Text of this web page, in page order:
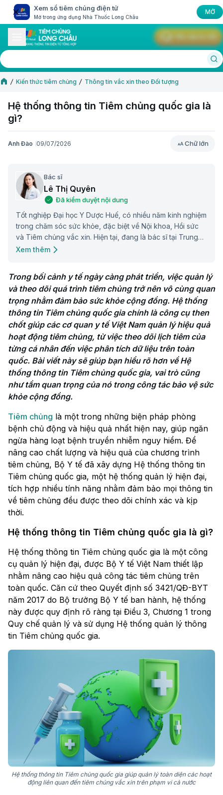
Xem sổ tiêm chủng điện tử
Mở trong ứng dụng Nhà Thuốc Long Châu
MỞ
Kiến thức tiêm chủng Thông tin vắc xin theo Đối tượng
Hệ thống thông tin Tiêm chủng quốc gia là
gì?
Anh Đào 09/07/2026 Chữ lớn
Bác sĩ
Lê Thị Quyên
Đã kiểm duyệt nội dung
Tốt nghiệp Đại học Y Dược Huế, có nhiều năm kinh nghiệm
trong chăm sóc sức khỏe, đặc biệt về Nội khoa, Hồi sức
và Tiêm chủng vắc xin. Hiện tại, đang là bác sĩ tại Trung
tâm Tiêm chủng Long Châu.
Xem thêm
Trong bối cảnh y tế ngày càng phát triển, việc quản lý
và theo dõi quá trình tiêm chủng trở nên vô cùng quan
trọng nhằm đảm bảo sức khỏe cộng đồng. Hệ thống
thông tin Tiêm chủng quốc gia chính là công cụ then
chốt giúp các cơ quan y tế Việt Nam quản lý hiệu quả
hoạt động tiêm chủng, từ việc theo dõi lịch tiêm của
từng cá nhân đến việc phân tích dữ liệu trên toàn
quốc. Bài viết này sẽ giúp bạn hiểu rõ hơn về Hệ
thống thông tin Tiêm chủng quốc gia, vai trò cũng
như tầm quan trọng của nó trong công tác bảo vệ sức
khỏe cộng đồng.
Tiêm chủng là một trong những biện pháp phòng
bệnh chủ động và hiệu quả nhất hiện nay, giúp ngăn
ngừa hàng loạt bệnh truyền nhiễm nguy hiểm. Để
nâng cao chất lượng và hiệu quả của chương trình
tiêm chủng, Bộ Y tế đã xây dựng Hệ thống thông tin
Tiêm chủng quốc gia, một hệ thống quản lý hiện đại,
tích hợp nhiều tính năng nhằm đảm bảo mọi thông tin
về tiêm chủng đều được theo dõi chính xác và kịp
thời.
Hệ thống thông tin Tiêm chủng quốc gia là gì?
Hệ thống thông tin Tiêm chủng quốc gia là một công
cụ quản lý hiện đại, được Bộ Y tế Việt Nam thiết lập
nhằm nâng cao hiệu quả công tác tiêm chủng trên
toàn quốc. Căn cứ theo Quyết định số 3421/QĐ-BYT
năm 2017 do Bộ trưởng Bộ Y tế ban hành, hệ thống
này được quy định rõ ràng tại Điều 3, Chương 1 trong
Quy chế quản lý và sử dụng Hệ thống quản lý thông
tin Tiêm chủng quốc gia.
Hệ thống thông tin Tiêm chủng quốc gia giúp quản lý toàn diện các hoạt
động liên quan đến tiêm chủng vắc xin trên phạm vi cả nước